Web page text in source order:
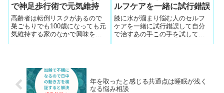
で神足歩行術で元気維持
高齢者は転倒リスクがあるので
巣ごもりでも100歳になっても元
気維持する家のなかで興味をく
すぐる歩行術をきっかけにスマ
ルフケアを一緒に試行錯誤
膝に水が溜まり悩む人のセルフ
ケアを一緒に試行錯誤して自分
で治すあの手この手を試してみ
ました。するとその姿を体験で
年を取ったと感じる共通点は睡眠が浅く
なる悩み相談